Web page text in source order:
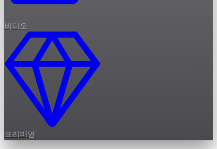
비디오
프리미엄